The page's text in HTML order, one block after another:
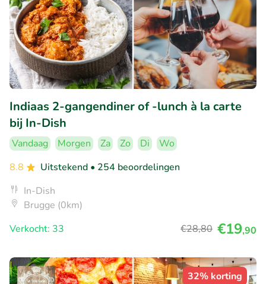
Indiaas 2-gangendiner of -lunch à la carte
bij In-Dish
Vandaag Morgen Za Zo Di
Wo
8.8
Uitstekend • 254 beoordelingen
In-Dish
Brugge (0km)
Verkocht: 33
€28,80 €19,90
32% korting